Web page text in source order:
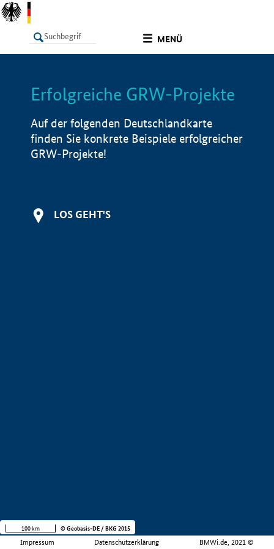
MENÜ
LISTE Info
Erfolgreiche GRW-Projekte
Auf der folgenden Deutschlandkarte
finden Sie konkrete Beispiele erfolgreicher
GRW-Projekte!
LOS GEHT'S
Impressum Datenschutzerklärung BMWi.de, 2021 ©
100 km © Geobasis-DE / BKG 2015